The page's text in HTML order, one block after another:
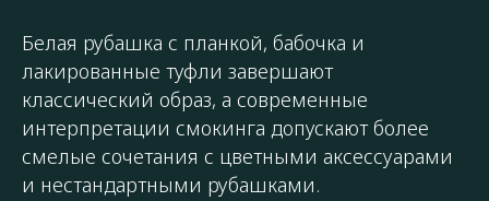
Белая рубашка с планкой, бабочка и
лакированные туфли завершают
классический образ, а современные
интерпретации смокинга допускают более
смелые сочетания с цветными аксессуарами
и нестандартными рубашками.